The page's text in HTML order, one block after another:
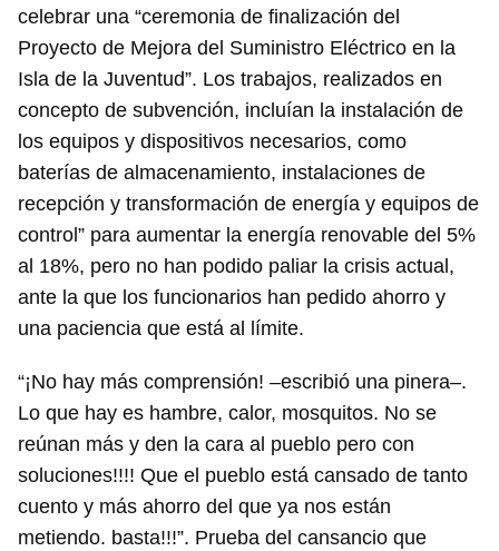
celebrar una “ceremonia de finalización del
Proyecto de Mejora del Suministro Eléctrico en la
Isla de la Juventud”. Los trabajos, realizados en
concepto de subvención, incluían la instalación de
los equipos y dispositivos necesarios, como
baterías de almacenamiento, instalaciones de
recepción y transformación de energía y equipos de
control” para aumentar la energía renovable del 5%
al 18%, pero no han podido paliar la crisis actual,
ante la que los funcionarios han pedido ahorro y
una paciencia que está al límite.
“¡No hay más comprensión! –escribió una pinera–.
Lo que hay es hambre, calor, mosquitos. No se
reúnan más y den la cara al pueblo pero con
soluciones!!!! Que el pueblo está cansado de tanto
cuento y más ahorro del que ya nos están
metiendo. basta!!!”. Prueba del cansancio que